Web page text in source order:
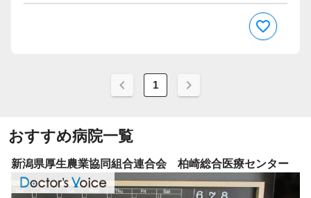
1
おすすめ病院一覧
新潟県厚生農業協同組合連合会 柏崎総合医療センター